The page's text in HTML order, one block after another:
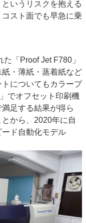
いうリスクを抱える
スト面でも早急に乗
「Proof Jet F780」
・薄紙・蒸着紙など
についてもカラープ
でオフセット印刷機
足する結果が得ら
から、2020年に自
ド自動化モデル